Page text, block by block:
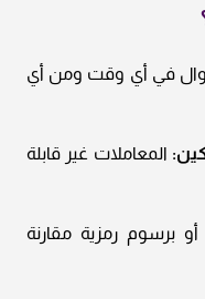
في أي وقت ومن أي
المعاملات غير قابلة
أو برسوم رمزية مقارنة